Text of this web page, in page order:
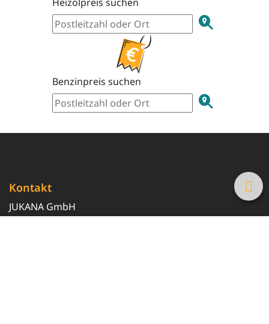
Benzinpreis suchen
Kontakt
JUKANA GmbH